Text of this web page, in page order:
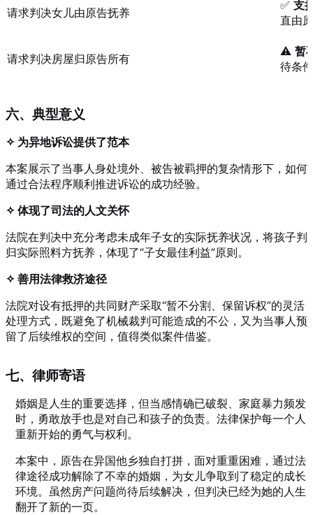
请求判决女儿由原告抚养
✅ 支
直由
请求判决房屋归原告所有
⚠️ 暂
待条
六、典型意义
✧ 为异地诉讼提供了范本
本案展示了当事人身处境外、被告被羁押的复杂情形下，如何
通过合法程序顺利推进诉讼的成功经验。
✧ 体现了司法的人文关怀
法院在判决中充分考虑未成年子女的实际抚养状况，将孩子判
归实际照料方抚养，体现了“子女最佳利益”原则。
✧ 善用法律救济途径
法院对设有抵押的共同财产采取“暂不分割、保留诉权”的灵活
处理方式，既避免了机械裁判可能造成的不公，又为当事人预
留了后续维权的空间，值得类似案件借鉴。
七、律师寄语
婚姻是人生的重要选择，但当感情确已破裂、家庭暴力频发
时，勇敢放手也是对自己和孩子的负责。法律保护每一个人
重新开始的勇气与权利。
本案中，原告在异国他乡独自打拼，面对重重困难，通过法
律途径成功解除了不幸的婚姻，为女儿争取到了稳定的成长
环境。虽然房产问题尚待后续解决，但判决已经为她的人生
翻开了新的一页。